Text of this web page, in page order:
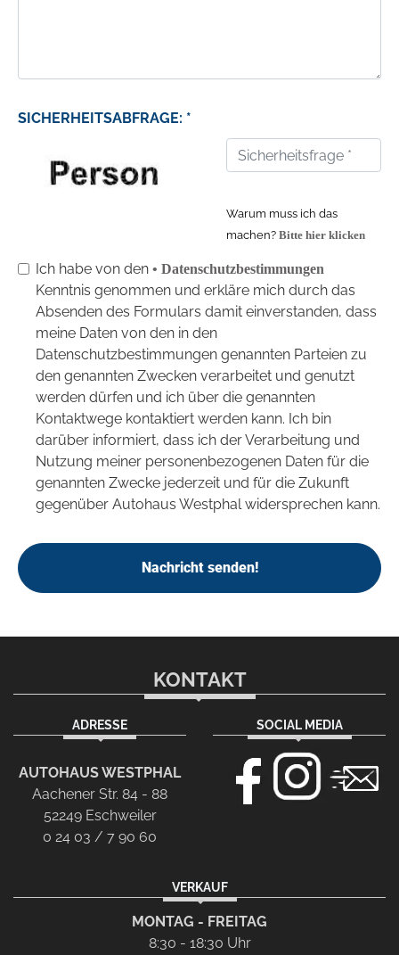
SICHERHEITSABFRAGE: *
Warum muss ich das
machen? Bitte hier klicken
Ich habe von den • Datenschutzbestimmungen
Kenntnis genommen und erkläre mich durch das
Absenden des Formulars damit einverstanden, dass
meine Daten von den in den
Datenschutzbestimmungen genannten Parteien zu
den genannten Zwecken verarbeitet und genutzt
werden dürfen und ich über die genannten
Kontaktwege kontaktiert werden kann. Ich bin
darüber informiert, dass ich der Verarbeitung und
Nutzung meiner personenbezogenen Daten für die
genannten Zwecke jederzeit und für die Zukunft
gegenüber Autohaus Westphal widersprechen kann.
Nachricht senden!
KONTAKT
ADRESSE
AUTOHAUS WESTPHAL
Aachener Str. 84 - 88
52249 Eschweiler
0 24 03 / 7 90 60
SOCIAL MEDIA
VERKAUF
MONTAG - FREITAG
8:30 - 18:30 Uhr